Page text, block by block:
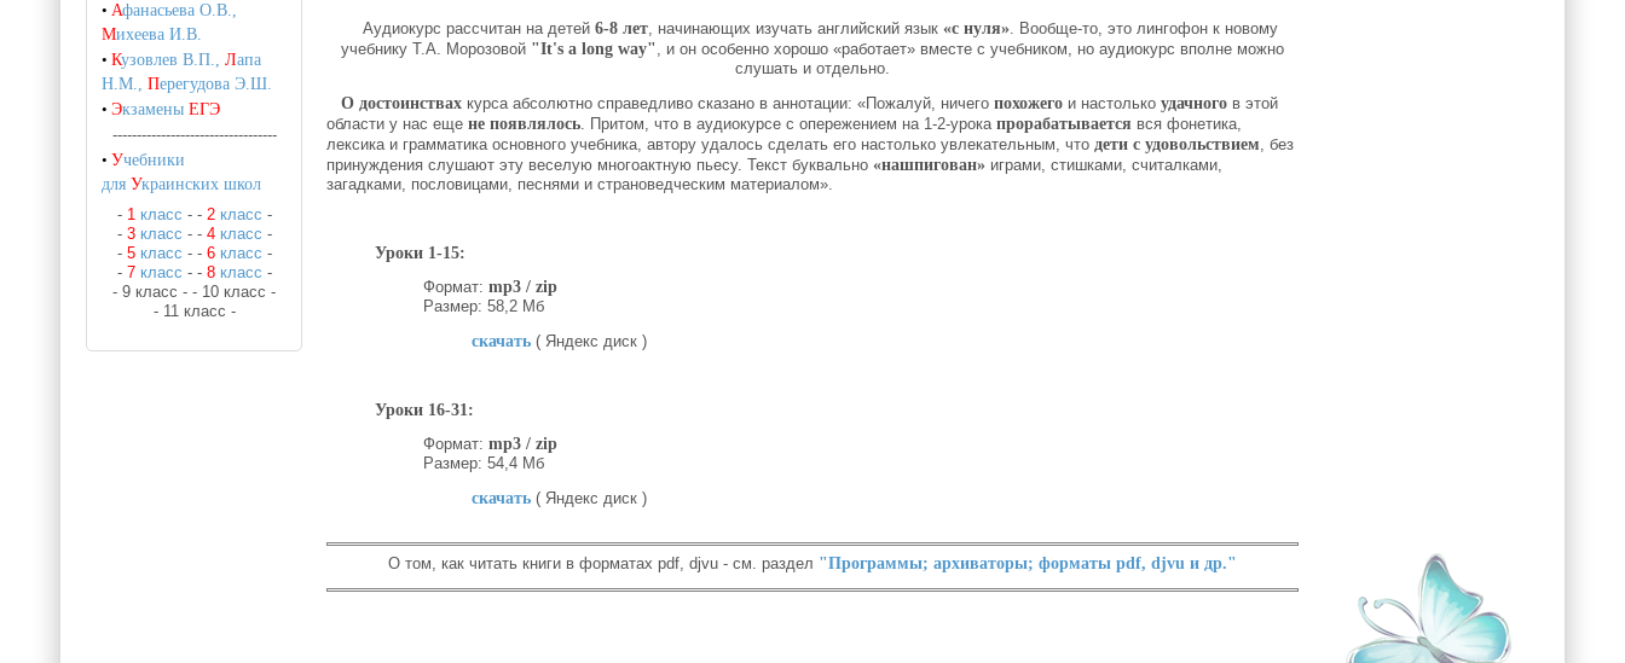
Аудиокурс рассчитан на детей6-8 лет, начинающих изучать английский язык«с нуля». Вообще-то, это лингофон к новому
учебнику Т.А. Морозовой "It's a long way", и он особенно хорошо «работает» вместе с учебником, но аудиокурс вполне можно
слушать и отдельно.
О достоинствах курса абсолютно справедливо сказано в аннотации: «Пожалуй, ничегопохожего и настолькоудачного в этой
области у нас ещенепоявлялось. Притом, что в аудиокурсе с опережением на 1-2-урокапрорабатывается вся фонетика,
лексика и грамматика основного учебника, автору удалось сделать его настолько увлекательным, что дети с удовольствием, без
принуждения слушают эту веселую многоактную пьесу. Текст буквально«нашпигован» играми, стишками, считалками,
загадками, пословицами, песнями и страноведческим материалом».
Уроки 1-15:
Формат:mp3 / zip
Размер: 58,2 Мб
скачать ( Яндекс диск )
Уроки 16-31:
Формат:mp3 / zip
Размер: 54,4 Мб
скачать ( Яндекс диск )
О том, как читать книги в форматах pdf, djvu - см. раздел "Программы; архиваторы; форматы pdf, djvu и др."
•Афанасьева О.В.,
Михеева И.В.
•Кузовлев В.П.,Лапа
Н.М.,Перегудова Э.Ш.
•ЭкзаменыЕГЭ
----------------------------------
•Учебники
дляУкраинских школ
- 1 класс - - 2 класс -
- 3 класс - - 4класс -
- 5 класс - - 6класс -
- 7 класс - - 8 класс -
- 9 класс -- 10 класс -
- 11 класс -